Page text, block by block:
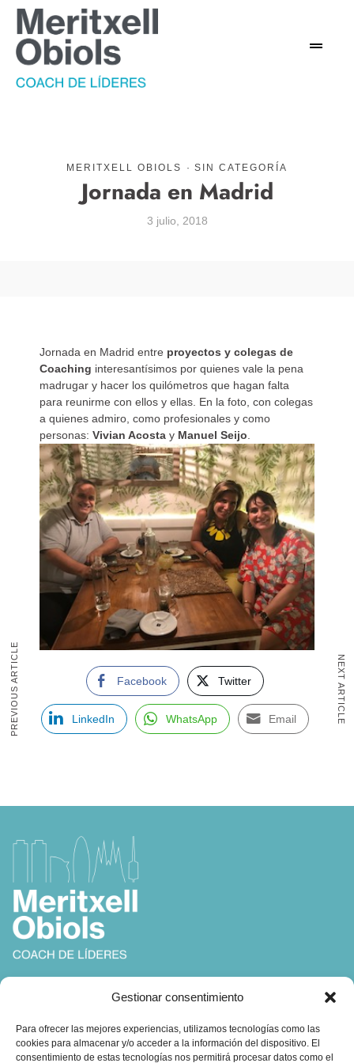
Gestionar consentimiento
Para ofrecer las mejores experiencias, utilizamos tecnologías como las
cookies para almacenar y/o acceder a la información del dispositivo. El
consentimiento de estas tecnologías nos permitirá procesar datos como el
MERITXELL OBIOLS · SIN CATEGORÍA
Jornada en Madrid
3 julio, 2018
Jornada en Madrid entre proyectos y colegas de
Coaching interesantísimos por quienes vale la pena
madrugar y hacer los quilómetros que hagan falta
para reunirme con ellos y ellas. En la foto, con colegas
a quienes admiro, como profesionales y como
personas: Vivian Acosta y Manuel Seijo
Facebook Twitter
LinkedIn WhatsApp Email
PREVIOUS ARTICLE NEXT ARTICLE
Coaching, Inteligencia Emocional y Liderazgo